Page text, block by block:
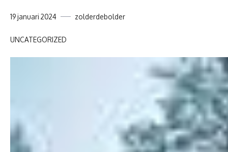
19 januari 2024 zolderdebolder
UNCATEGORIZED